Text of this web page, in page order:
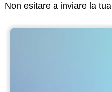
Non esitare a inviare la